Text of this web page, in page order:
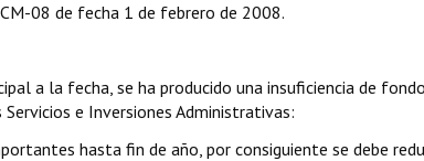
08 de fecha 1 de febrero de 2008.
a la fecha, se ha producido una insuficiencia de
e Inversiones Administrativas:
hasta fin de año, por consiguiente se debe